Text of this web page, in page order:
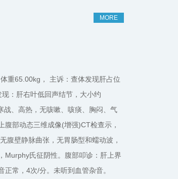
MORE
重65.00kg， 主诉：查体发现肝占位
：肝右叶低回声结节，大小约
战、高热，无咳嗽、咳痰、胸闷、气
部动态三维成像(增强)CT检查示，
腹壁静脉曲张，无胃肠型和蠕动波，
Murphy氏征阴性。腹部叩诊：肝上界
常，4次/分。未听到血管杂音。